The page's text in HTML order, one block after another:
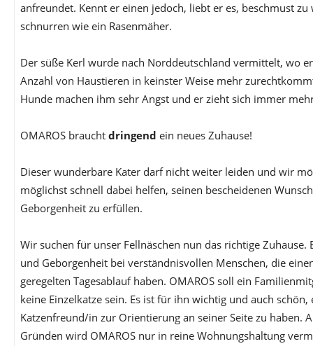
anfreundet. Kennt er einen jedoch, liebt er es, beschmust
schnurren wie ein Rasenmäher.
Der süße Kerl wurde nach Norddeutschland vermittelt, wo
Anzahl von Haustieren in keinster Weise mehr
Hunde machen ihm sehr Angst und er zieht sich immer
OMAROS braucht dringend ein neues Zuhause!
Dieser wunderbare Kater darf nicht weiter leiden und wir
möglichst schnell dabei helfen, seinen bescheidenen
Geborgenheit zu erfüllen.
Wir suchen für unser Fellnäschen nun das richtige Zuhause.
und Geborgenheit bei verständnisvollen Menschen, die
geregelten Tagesablauf haben. OMAROS soll ein
keine Einzelkatze sein. Es ist für ihn wichtig und auch schön,
Katzenfreund/in zur Orientierung an seiner Seite zu haben.
Gründen wird OMAROS nur in reine Wohnungshaltung